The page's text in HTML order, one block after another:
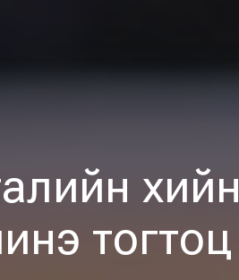
хийн
тогтоц